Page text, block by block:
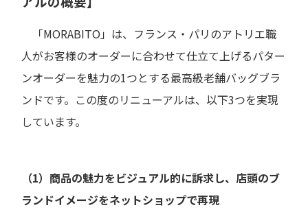
「MORABITO」は、フランス・パリのアトリエ職
人がお客様のオーダーに合わせて仕立て上げるパター
ンオーダーを魅力の1つとする最高級老舗バッグブラ
ンドです。この度のリニューアルは、以下3つを実現
しています。
（1）商品の魅力をビジュアル的に訴求し、店頭のブ
ランドイメージをネットショップで再現